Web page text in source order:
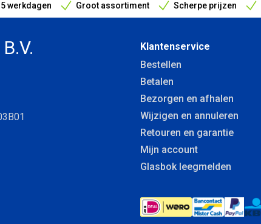
werkdagen Groot assortiment Scherpe prijzen
snelle leveringen tijdens de vakantieperiode
Klantenservice
Bestellen
Betalen
Bezorgen en afhalen
Wijzigen en annuleren
Retouren en garantie
Mijn account
Glasbok leegmelden